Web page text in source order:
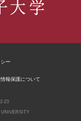
ー
報保護について
23